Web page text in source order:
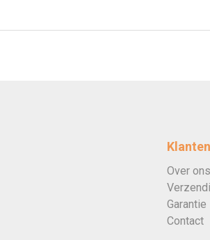
Over ons
Garantie
Contact